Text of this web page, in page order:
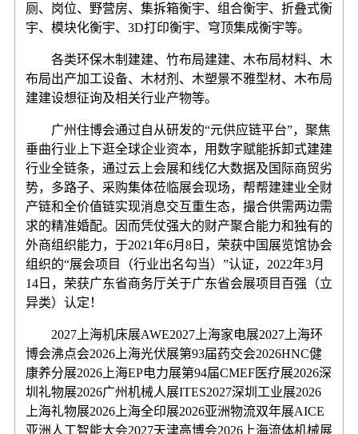
厕、岗位、野营房、集拆箱衡宇、组合衡宇、折叠式衡
宇、模块化衡宇、3D打印衡宇、穹顶集成衡宇等。
各类环保木制建建、竹布局建建、木布局材料、木
布局出产加工设备、木材剂、木塑景不雅型材、木布局
建建设想征询及相关行业产物等。
广州住博会通过自从研发的“元供应链平台”，聚焦
垂曲行业上下逛全球企业资本，用数字赋能拆卸式建建
行业全链条，通过云上会展和线亿大数据及国际商贸劣
势，多路子、采购集体莅临展会现场，帮帮建建业全财
产链和全价值链实现消息交互重生态，撮合供需两边需
求的精准婚配。因而凭仗强大的财产聚合能力和独有的
外商组织能力，于2021年6月8日，荣获中国展览馆协会
组织的“展会项目（行业出名勾当）”认证，2022年3月
14日，荣获广东省商务厅关于广东省会展项目百强（立
异类）认定！
2027上海机床展AWE2027上海家电展2027上海环
博会沸点会2026上海光伏展第93届药交会2026HNC健
康养分展2026上海EP电力展第94届CMEF医疗展2026深
圳礼物展2026广州机械人展ITES2027深圳工业展2026
上海礼物展2026上海全印展2026亚洲物流双年展AICE
亚洲人工智能大会2027天津高博会2026上海流体机械展